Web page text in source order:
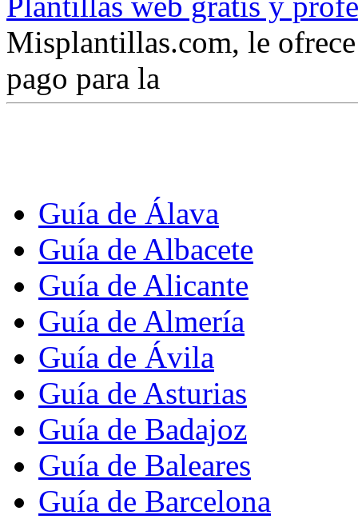
Misplantillas.com, le
pago para la
Guía de Álava
Guía de Albacete
Guía de Alicante
Guía de Almería
Guía de Ávila
Guía de Asturias
Guía de Badajoz
Guía de Baleares
Guía de Barcelona